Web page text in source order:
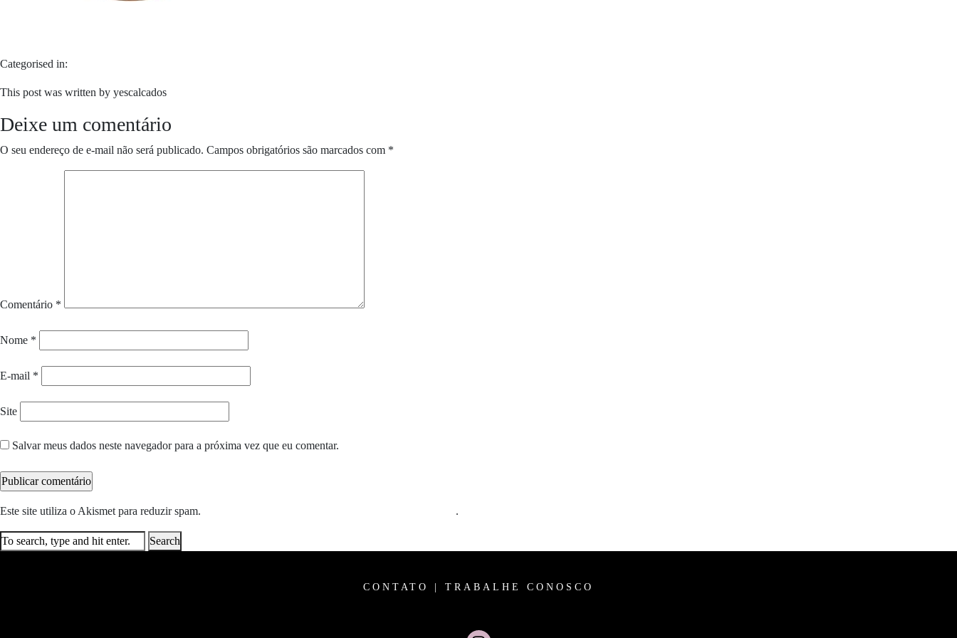
Categorised in:
This post was written by yescalcados
Deixe um comentário
O seu endereço de e-mail não será publicado. Campos obrigatórios são marcados com *
Comentário *
Nome *
E-mail *
Site
Salvar meus dados neste navegador para a próxima vez que eu comentar.
Este site utiliza o Akismet para reduzir spam. .
Search
CONTATO TRABALHE CONOSCO